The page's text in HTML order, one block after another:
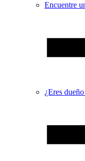
Encuentre
¿Eres